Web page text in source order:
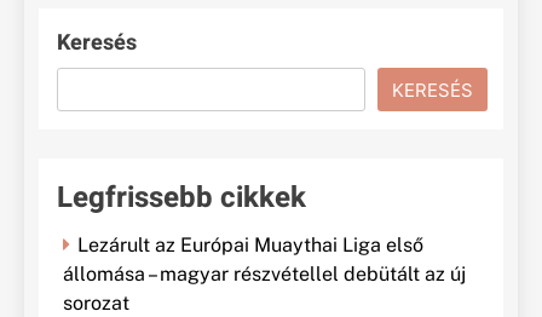
Keresés
KERESÉS
Legfrissebb cikkek
Lezárult az Európai Muaythai Liga első
állomása – magyar részvétellel debütált az új
sorozat